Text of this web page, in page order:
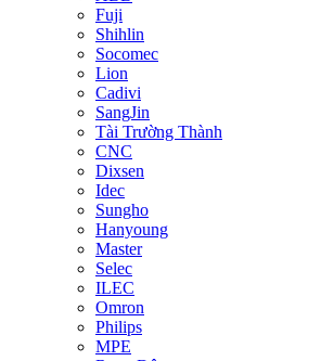
Fuji
Shihlin
Socomec
Lion
Cadivi
SangJin
Tài Trường Thành
CNC
Dixsen
Idec
Sungho
Hanyoung
Master
Selec
ILEC
Omron
Philips
MPE